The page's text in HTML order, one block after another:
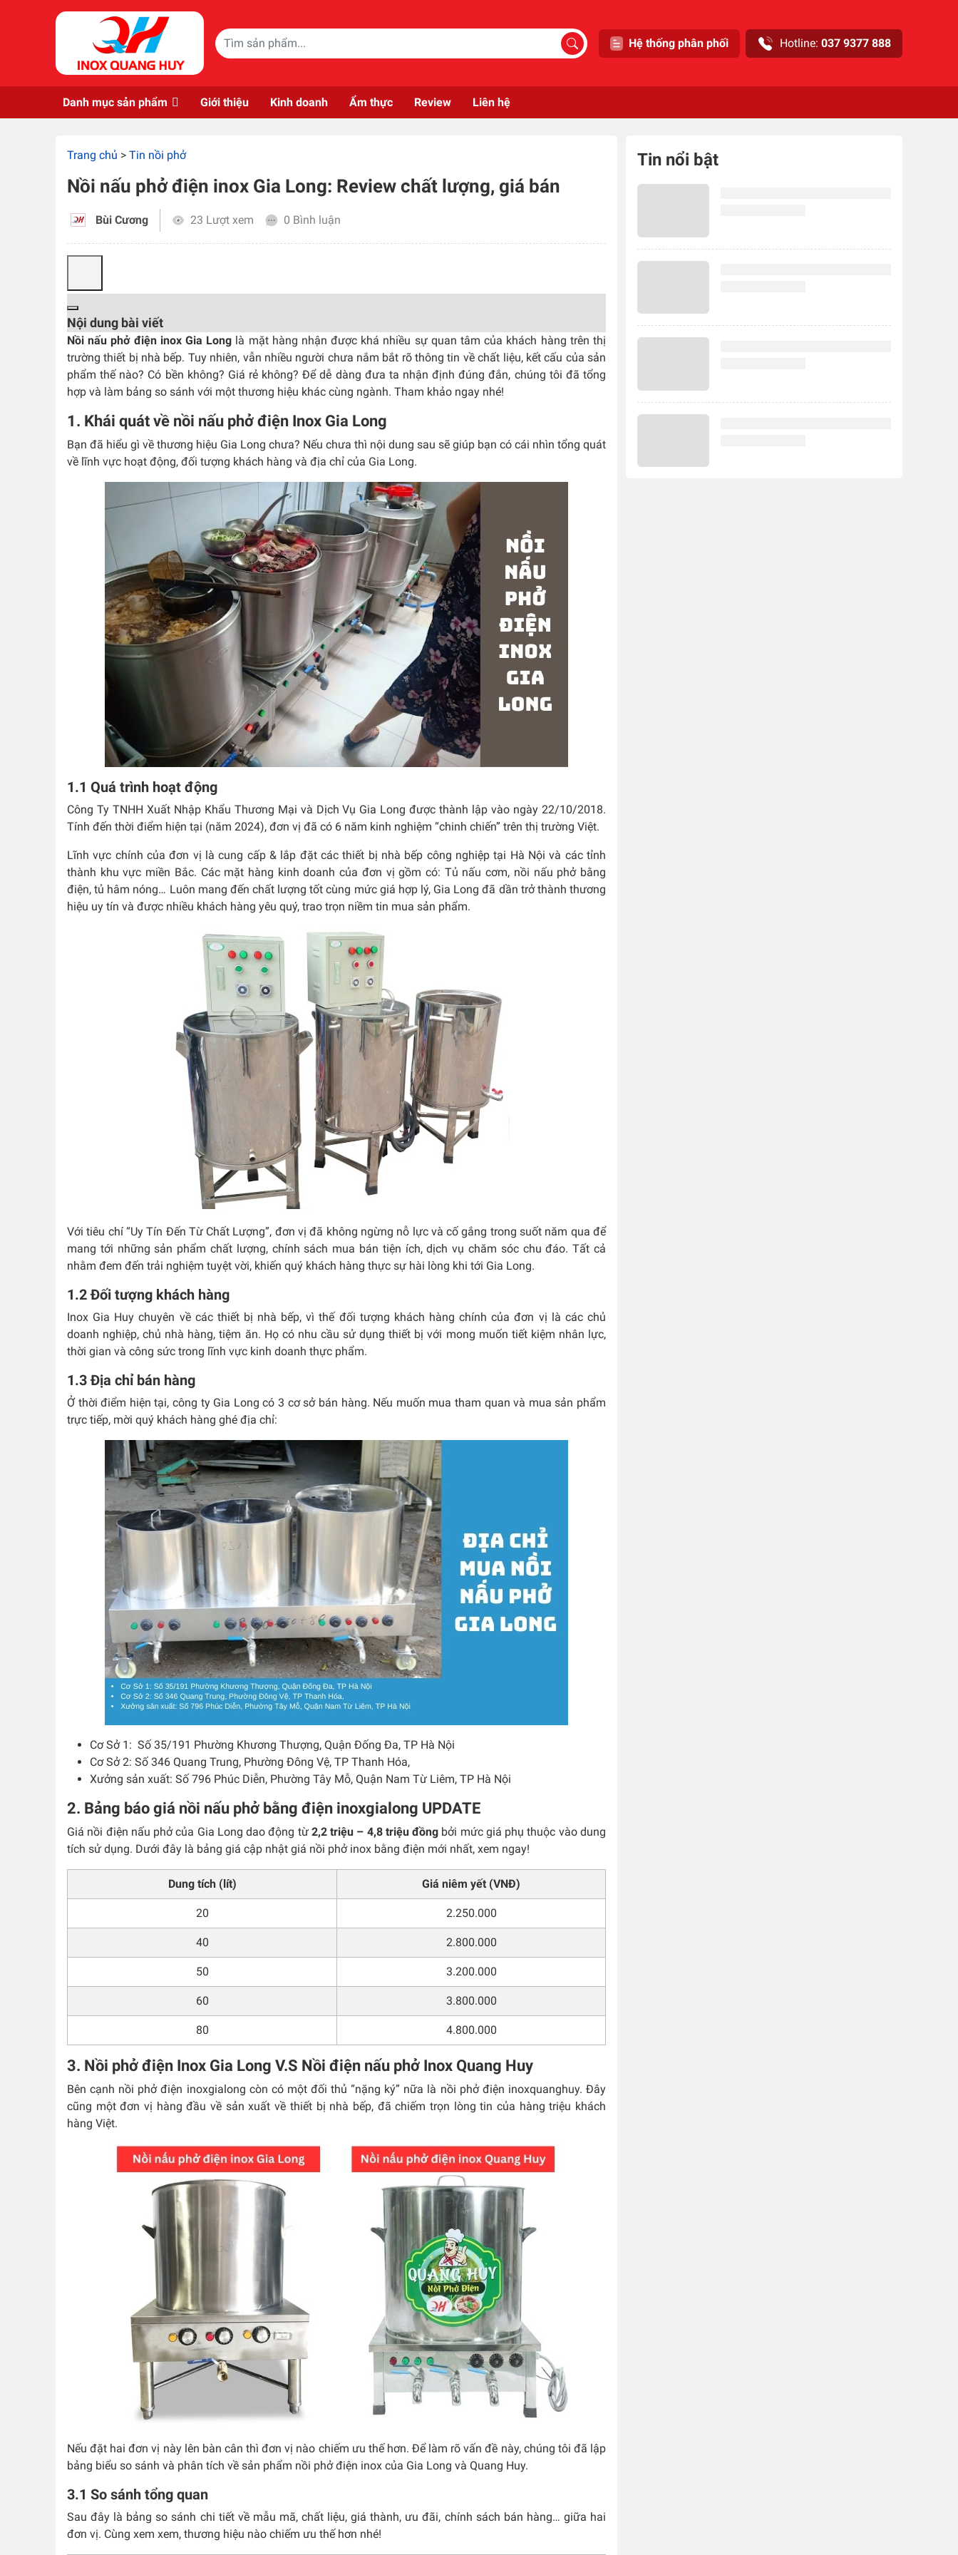
Hệ thống phân phối Hotline: 037 9377 888
Danh mục sản phẩm Giới thiệu Kinh doanh Ẩm thực Review Liên hệ
Trang chủ > Tin nồi phở
Nồi nấu phở điện inox Gia Long: Review chất lượng, giá bán
Bùi Cương 23 Lượt xem 0 Bình luận
Nội dung bài viết
Nồi nấu phở điện inox Gia Long là mặt hàng nhận được khá nhiều sự quan tâm của khách hàng trên thị
trường thiết bị nhà bếp. Tuy nhiên, vẫn nhiều người chưa nắm bắt rõ thông tin về chất liệu, kết cấu của sản
phẩm thế nào? Có bền không? Giá rẻ không? Để dễ dàng đưa ta nhận định đúng đắn, chúng tôi đã tổng
hợp và làm bảng so sánh với một thương hiệu khác cùng ngành. Tham khảo ngay nhé!
1. Khái quát về nồi nấu phở điện Inox Gia Long
Bạn đã hiểu gì về thương hiệu Gia Long chưa? Nếu chưa thì nội dung sau sẽ giúp bạn có cái nhìn tổng quát
về lĩnh vực hoạt động, đối tượng khách hàng và địa chỉ của Gia Long.
1.1 Quá trình hoạt động
Công Ty TNHH Xuất Nhập Khẩu Thương Mại và Dịch Vụ Gia Long được thành lập vào ngày 22/10/2018.
Tính đến thời điểm hiện tại (năm 2024), đơn vị đã có 6 năm kinh nghiệm “chinh chiến” trên thị trường Việt.
Lĩnh vực chính của đơn vị là cung cấp & lắp đặt các thiết bị nhà bếp công nghiệp tại Hà Nội và các tỉnh
thành khu vực miền Bắc. Các mặt hàng kinh doanh của đơn vị gồm có: Tủ nấu cơm, nồi nấu phở bằng
điện, tủ hâm nóng… Luôn mang đến chất lượng tốt cùng mức giá hợp lý, Gia Long đã dần trở thành thương
hiệu uy tín và được nhiều khách hàng yêu quý, trao trọn niềm tin mua sản phẩm.
Với tiêu chí “Uy Tín Đến Từ Chất Lượng”, đơn vị đã không ngừng nỗ lực và cố gắng trong suốt năm qua để
mang tới những sản phẩm chất lượng, chính sách mua bán tiện ích, dịch vụ chăm sóc chu đáo. Tất cả
nhằm đem đến trải nghiệm tuyệt vời, khiến quý khách hàng thực sự hài lòng khi tới Gia Long.
1.2 Đối tượng khách hàng
Inox Gia Huy chuyên về các thiết bị nhà bếp, vì thế đối tượng khách hàng chính của đơn vị là các chủ
doanh nghiệp, chủ nhà hàng, tiệm ăn. Họ có nhu cầu sử dụng thiết bị với mong muốn tiết kiệm nhân lực,
thời gian và công sức trong lĩnh vực kinh doanh thực phẩm.
1.3 Địa chỉ bán hàng
Ở thời điểm hiện tại, công ty Gia Long có 3 cơ sở bán hàng. Nếu muốn mua tham quan và mua sản phẩm
trực tiếp, mời quý khách hàng ghé địa chỉ:
Cơ Sở 1: Số 35/191 Phường Khương Thượng, Quận Đống Đa, TP Hà Nội
Cơ Sở 2: Số 346 Quang Trung, Phường Đông Vệ, TP Thanh Hóa,
Xưởng sản xuất: Số 796 Phúc Diễn, Phường Tây Mỗ, Quận Nam Từ Liêm, TP Hà Nội
2. Bảng báo giá nồi nấu phở bằng điện inoxgialong UPDATE
Giá nồi điện nấu phở của Gia Long dao động từ 2,2 triệu – 4,8 triệu đồng bởi mức giá phụ thuộc vào dung
tích sử dụng. Dưới đây là bảng giá cập nhật giá nồi phở inox bằng điện mới nhất, xem ngay!
Dung tích (lít) Giá niêm yết (VNĐ)
20 2.250.000
40 2.800.000
50 3.200.000
60 3.800.000
80 4.800.000
3. Nồi phở điện Inox Gia Long V.S Nồi điện nấu phở Inox Quang Huy
Bên cạnh nồi phở điện inoxgialong còn có một đối thủ “nặng ký” nữa là nồi phở điện inoxquanghuy. Đây
cũng một đơn vị hàng đầu về sản xuất về thiết bị nhà bếp, đã chiếm trọn lòng tin của hàng triệu khách
hàng Việt.
Nếu đặt hai đơn vị này lên bàn cân thì đơn vị nào chiếm ưu thế hơn. Để làm rõ vấn đề này, chúng tôi đã lập
bảng biểu so sánh và phân tích về sản phẩm nồi phở điện inox của Gia Long và Quang Huy.
3.1 So sánh tổng quan
Sau đây là bảng so sánh chi tiết về mẫu mã, chất liệu, giá thành, ưu đãi, chính sách bán hàng… giữa hai
đơn vị. Cùng xem xem, thương hiệu nào chiếm ưu thế hơn nhé!
Tin nổi bật